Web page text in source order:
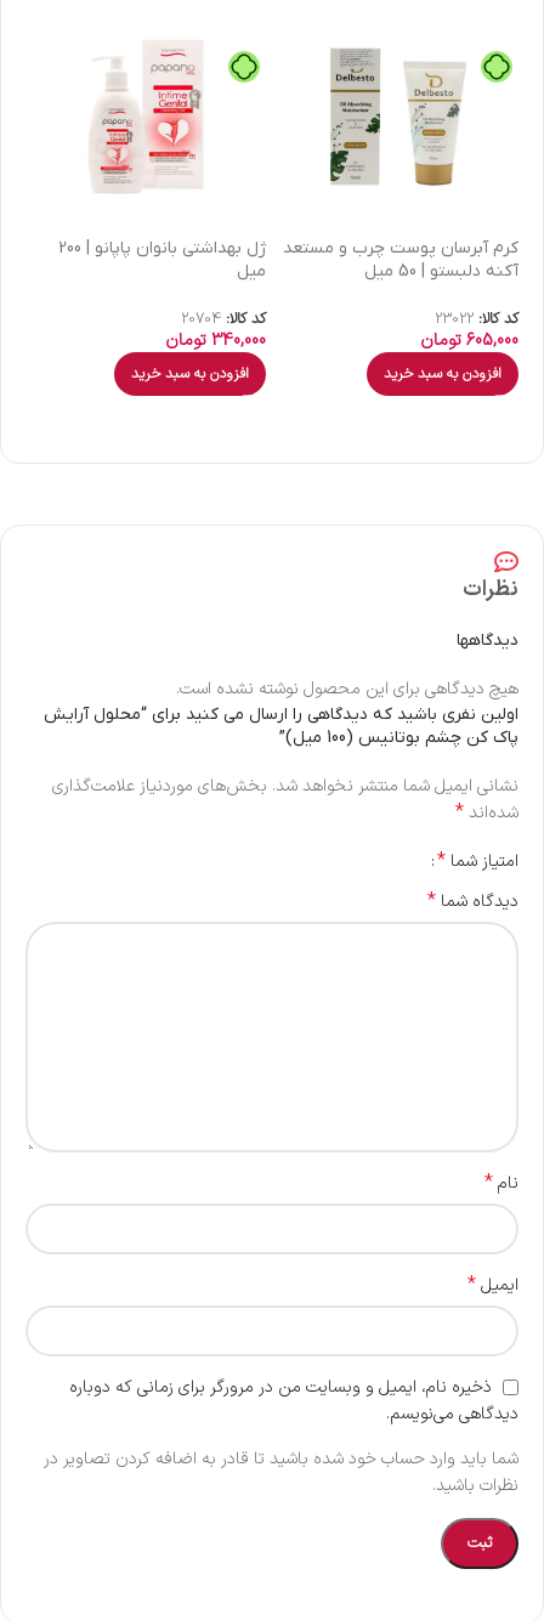
كرم آبرسان پوست چرب و مستعد
آکنه دلبستو | 50 میل
کد کالا: 23022
605,000تومان
افزودن به سبد خرید
ژل بهداشتی بانوان پاپانو | 200
میل
کد کالا: 20704
340,000تومان
افزودن به سبد خرید
نظرات
دیدگاهها
هیچ دیدگاهی برای این محصول نوشته نشده است.
اولین نفری باشید که دیدگاهی را ارسال می کنید برای “محلول آرایش
پاک کن چشم بوتانیس (100 میل)”
نشانی ایمیل شما منتشر نخواهد شد. بخش‌های موردنیاز علامت‌گذاری
شده‌اند*
امتیاز شما *
دیدگاه شما *
نام*
ایمیل*
ذخیره نام، ایمیل و وبسایت من در مرورگر برای زمانی که دوباره
دیدگاهی می‌نویسم.
شما باید وارد حساب خود شده باشید تا قادر به اضافه کردن تصاویر در
نظرات باشید.